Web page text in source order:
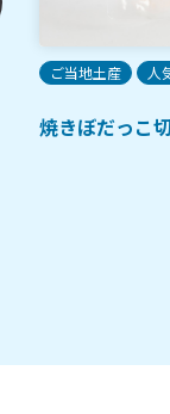
ご当地土産 人
焼きぼだっこ